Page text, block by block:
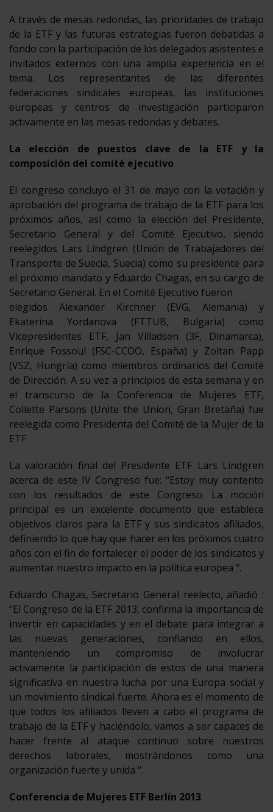
A través de mesas redondas, las prioridades de trabajo
de la ETF y las futuras estrategias fueron debatidas a
fondo con la participación de los delegados asistentes e
invitados externos con una amplia experiencia en el
tema. Los representantes de las diferentes
federaciones sindicales europeas, las instituciones
europeas y centros de investigación participaron
activamente en las mesas redondas y debates.
La elección de puestos clave de la ETF y la
composición del comité ejecutivo
El congreso concluyo el 31 de mayo con la votación y
aprobación del programa de trabajo de la ETF para los
próximos años, así como la elección del Presidente,
Secretario General y del Comité Ejecutivo, siendo
reelegidos Lars Lindgren (Unión de Trabajadores del
Transporte de Suecia, Suecia) como su presidente para
el próximo mandato y Eduardo Chagas, en su cargo de
Secretario General. En el Comité Ejecutivo fueron
elegidos Alexander Kirchner (EVG, Alemania) y
Ekaterina Yordanova (FTTUB, Bulgaria) como
Vicepresidentes ETF, Jan Villadsen (3F, Dinamarca),
Enrique Fossoul (FSC-CCOO, España) y Zoltan Papp
(VSZ, Hungría) como miembros ordinarios del Comité
de Dirección. A su vez a principios de esta semana y en
el transcurso de la Conferencia de Mujeres ETF,
Collette Parsons (Unite the Union, Gran Bretaña) fue
reelegida como Presidenta del Comité de la Mujer de la
ETF.
La valoración final del Presidente ETF Lars Lindgren
acerca de este IV Congreso fue: “Estoy muy contento
con los resultados de este Congreso. La moción
principal es un excelente documento que establece
objetivos claros para la ETF y sus sindicatos afiliados,
definiendo lo que hay que hacer en los próximos cuatro
años con el fin de fortalecer el poder de los sindicatos y
aumentar nuestro impacto en la política europea “.
Eduardo Chagas, Secretario General reelecto, añadió :
“El Congreso de la ETF 2013, confirma la importancia de
invertir en capacidades y en el debate para integrar a
las nuevas generaciones, confiando en ellos,
manteniendo un compromiso de involucrar
activamente la participación de estos de una manera
significativa en nuestra lucha por una Europa social y
un movimiento sindical fuerte. Ahora es el momento de
que todos los afiliados lleven a cabo el programa de
trabajo de la ETF y haciéndolo, vamos a ser capaces de
hacer frente al ataque continuo sobre nuestros
derechos laborales, mostrándonos como una
organización fuerte y unida “.
Conferencia de Mujeres ETF Berlín 2013